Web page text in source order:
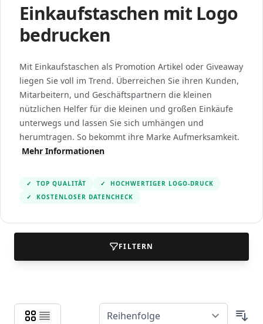
Einkaufstaschen mit Logo
bedrucken
Mit Einkaufstaschen als Promotion Artikel oder Giveaway
liegen Sie voll im Trend. Überreichen Sie ihren Kunden,
Mitarbeitern, und Geschäftspartnern die kleinen
nützlichen Helfer für die kleinen und großen Einkäufe
unterwegs und lassen Sie sich umhängen und
herumtragen. So bekommt ihre Marke Aufmerksamkeit.
Mehr Informationen
✓ TOP QUALITÄT ✓
HOCHWERTIGER LOGO-DRUCK
✓
KOSTENLOSER DATENCHECK
FILTERN